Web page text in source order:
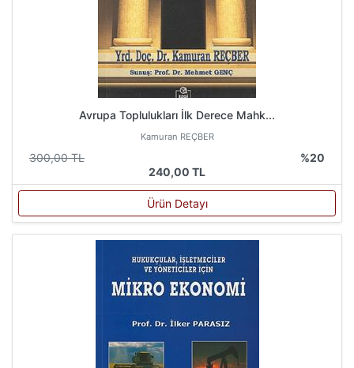
Avrupa Toplulukları İlk Derece Mahk...
Kamuran REÇBER
300,00 TL
%20
240,00 TL
Ürün Detayı